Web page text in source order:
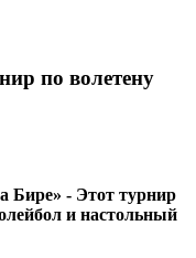
по волетену
- Этот турнир
и настольный